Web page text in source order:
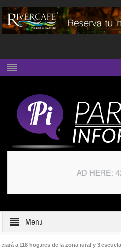
Menu
a 118 hogares de la zona rural y 3 escuelas